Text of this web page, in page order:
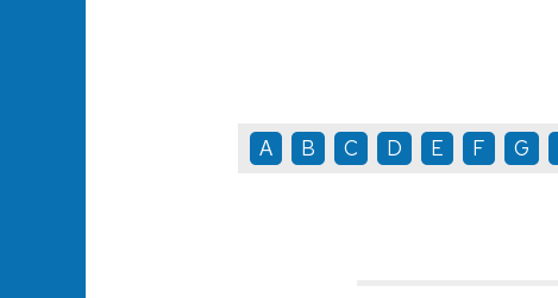
A B C D E F G